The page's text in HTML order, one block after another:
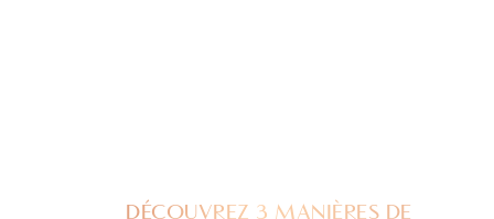
DÉCOUVREZ 3 MANIÈRES DE